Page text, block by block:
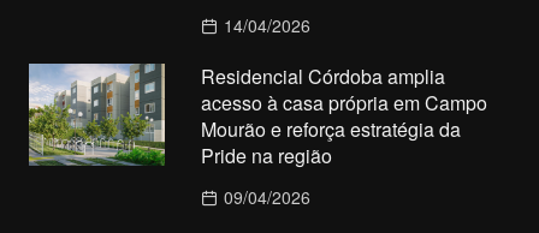
14/04/2026
Residencial Córdoba amplia
acesso à casa própria em Campo
Mourão e reforça estratégia da
Pride na região
09/04/2026